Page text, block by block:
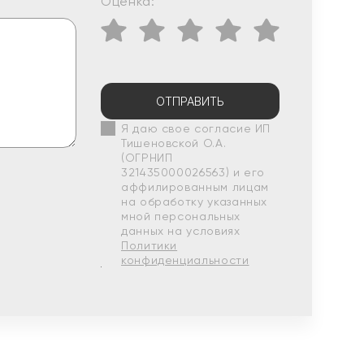
ОТПРАВИТЬ
Я даю свое согласие ИП
Тишеновской О.А.
(ОГРНИП
321435000026563) и его
аффилированным лицам
на обработку указанных
мной персональных
данных на условиях
Политики
конфиденциальности